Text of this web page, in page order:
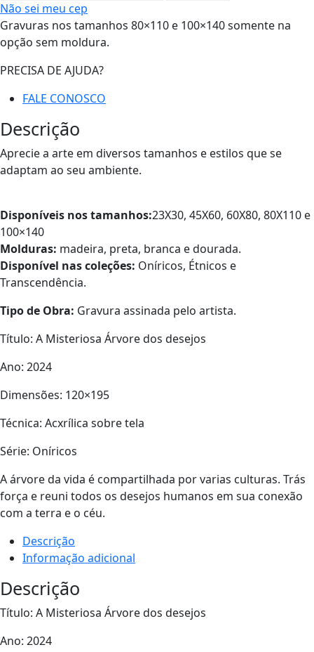
Não sei meu cep
Gravuras nos tamanhos 80×110 e 100×140 somente na
opção sem moldura.
PRECISA DE AJUDA?
FALE CONOSCO
Descrição
Aprecie a arte em diversos tamanhos e estilos que se
adaptam ao seu ambiente.
Disponíveis nos tamanhos:23X30, 45X60, 60X80, 80X110 e
100×140
Molduras: madeira, preta, branca e dourada.
Disponível nas coleções: Oníricos, Étnicos e
Transcendência.
Tipo de Obra: Gravura assinada pelo artista.
Título: A Misteriosa Árvore dos desejos
Ano: 2024
Dimensões: 120×195
Técnica: Acxrílica sobre tela
Série: Oníricos
A árvore da vida é compartilhada por varias culturas. Trás
força e reuni todos os desejos humanos em sua conexão
com a terra e o céu.
Descrição
Informação adicional
Descrição
Título: A Misteriosa Árvore dos desejos
Ano: 2024